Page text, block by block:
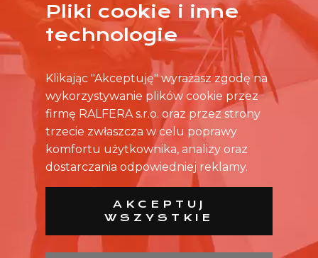
ŻADNA OFERTA CIĘ NIE ZAINTERESOWAŁA?
SKONTAKTUJ SIĘ BEZPOŚREDNIO ZE SKLEPEM.
Pliki cookie i inne
technologie
Klikając "Akceptuję" wyrażasz zgodę na
wykorzystywanie plików cookie przez
firmę RALFERA s.r.o. oraz przez strony
trzecie zwłaszcza w celu poprawy
komfortu użytkownika, analizy oraz
dostarczania odpowiedniej reklamy.
AKCEPTUJ
WSZYSTKIE